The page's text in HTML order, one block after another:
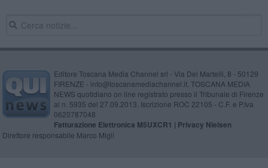
Editore Toscana Media Channel srl - Via Dei Martelli, 8 - 50129
FIRENZE - info@toscanamediachannel.it. TOSCANA MEDIA
NEWS quotidiano on line registrato presso il Tribunale di Firenze
al n. 5935 del 27.09.2013. Iscrizione ROC 22105 - C.F. e P.Iva
0620787048
Fatturazione Elettronica M5UXCR1 | Privacy Nielsen
Direttore responsabile Marco Migli